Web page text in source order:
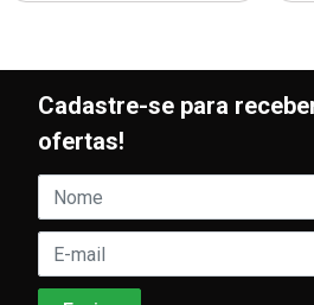
Cadastre-se para
ofertas!